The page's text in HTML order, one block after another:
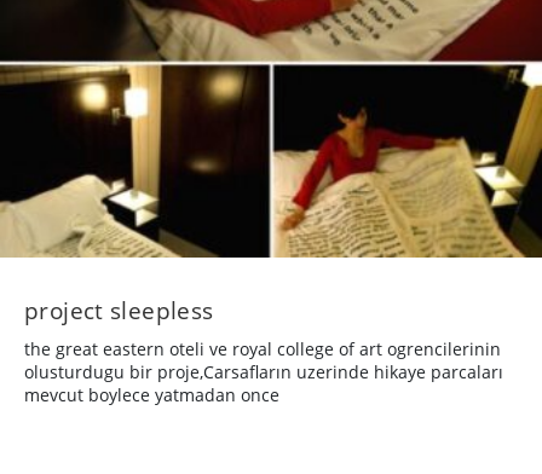
project sleepless
the great eastern oteli ve royal college of art ogrencilerinin
olusturdugu bir proje,Carsafların uzerinde hikaye parcaları
mevcut boylece yatmadan once